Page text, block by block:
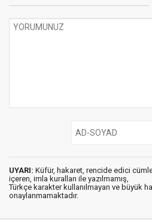
UYARI: Küfür, hakaret, rencide edici
içeren, imla kuralları ile yazılmamış,
Türkçe karakter kullanılmayan ve büyük
onaylanmamaktadır.